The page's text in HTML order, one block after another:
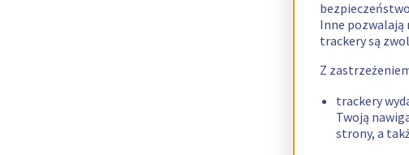
Inne pozwalają
trackery są
Z
trackery
Twoją
strony, a